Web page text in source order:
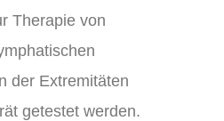
Therapie von
der Extremitäten
getestet werden.